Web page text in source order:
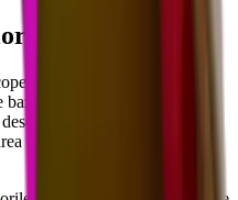
MM2
fiecare obiect schimbabil
tendințelor reale de
lista și caută după
curentă, raritatea și scorul de